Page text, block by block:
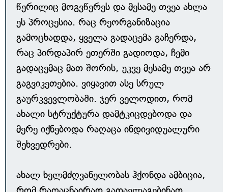
წერილიც მოგვწერეს და მესამე თვეა ახლა
ეს პროცესია. რაც რეორგანიზაცია
გამოცხადდა, ყველა გადაცემა გაჩერდა,
რაც პირდაპირ ეთერში გადიოდა, ჩემი
გადაცემაც მათ შორის, უკვე მესამე თვეა არ
გაგვიკეთებია. ვიყავით ასე სრულ
გაურკვევლობაში. ჯერ ველოდით, რომ
ახალი სტრუქტურა დამტკიცდებოდა და
მერე იქნებოდა რაღაცა ინდივიდუალური
შეხვედრები.
ახალ ხელმძღვანელობას ჰქონდა ამბიცია,